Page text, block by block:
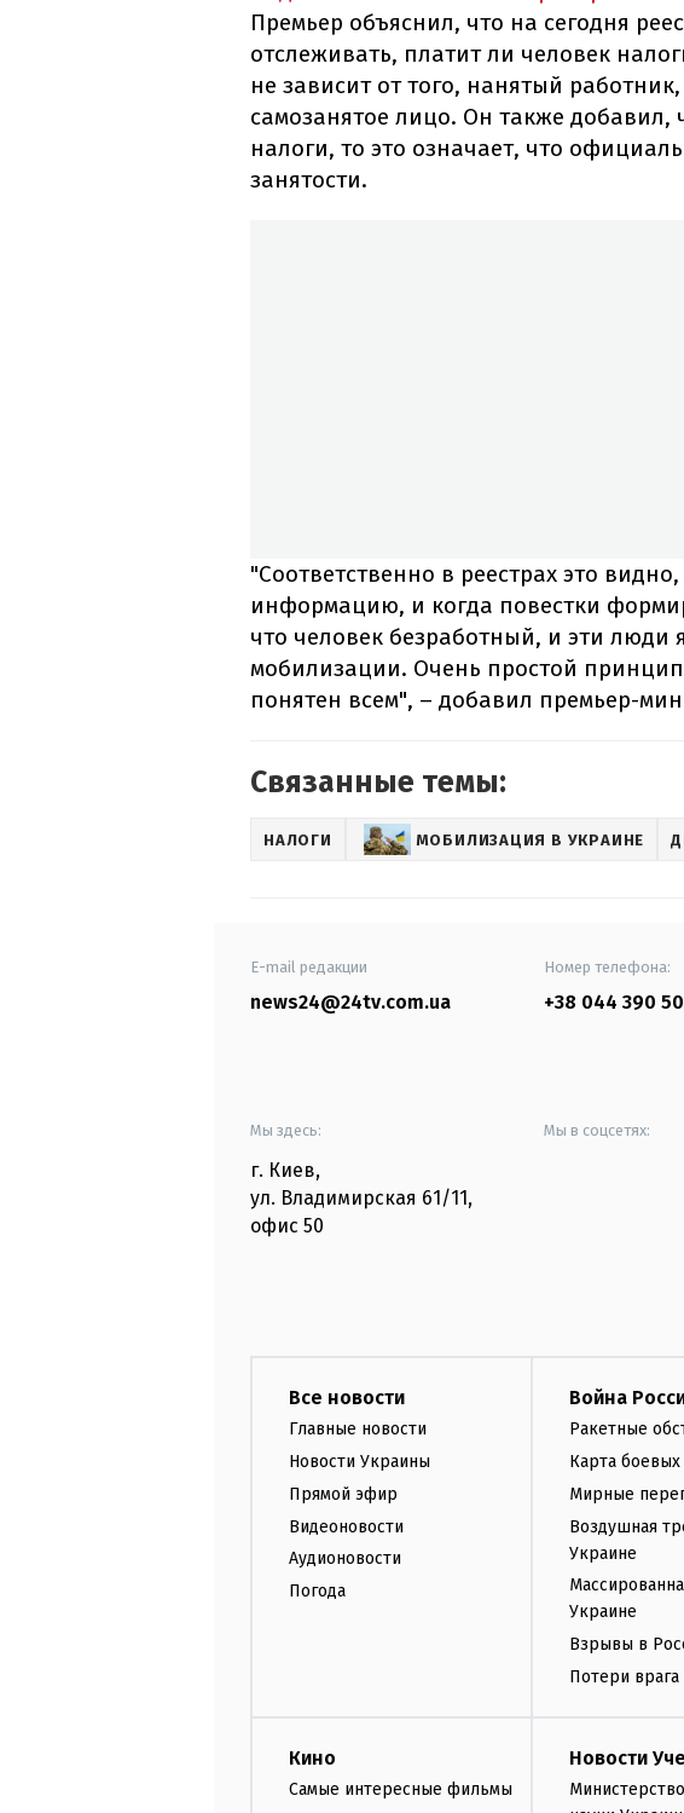
Премьер объяснил, что на сегодня
отслеживать, платит ли человек
не зависит от того, нанятый
самозанятое лицо. Он также добавил,
налоги, то это означает, что
занятости.
"Соответственно в реестрах это
информацию, и когда повестки
что человек безработный, и эти люди
мобилизации. Очень простой
понятен всем", – добавил премьер-
Связанные темы:
НАЛОГИ МОБИЛИЗАЦИЯ В УКРАИНЕ
E-mail редакции
news24@24tv.com.ua
Номер телефона:
+38 044 390
Мы здесь:
г. Киев,
ул. Владимирская 61/11,
офис 50
Мы в соцсетях:
Все новости
Главные новости
Новости Украины
Прямой эфир
Видеоновости
Аудионовости
Погода
Война
Ракетные
Карта
Мирные
Воздушная
Украине
Украине
Взрывы в
Потери врага
Кино
Самые интересные фильмы
Новости